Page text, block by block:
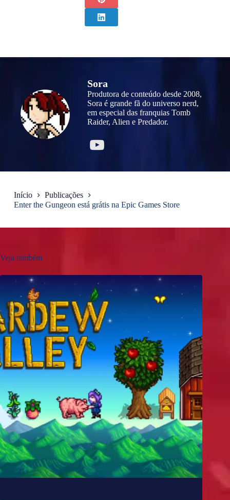
Sora
Produtora de conteúdo desde 2008,
Sora é grande fã do universo nerd,
em especial das franquias Tomb
Raider, Alien e Predador.
Início
Publicações
Enter the Gungeon está grátis na Epic Games Store
Veja também